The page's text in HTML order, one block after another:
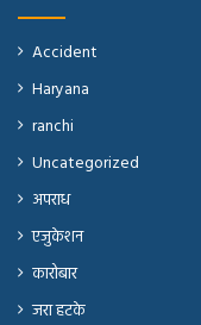
Accident
Haryana
ranchi
Uncategorized
अपराध
एजुकेशन
कारोबार
जरा हटके